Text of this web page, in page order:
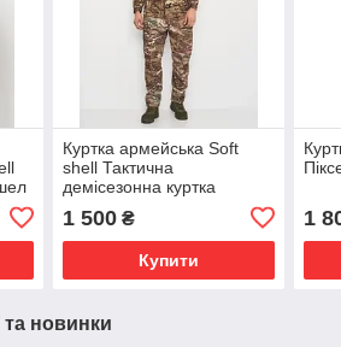
Куртка армейська Soft
shell Тактична
демісезонна куртка
флісі, військова
водовідштовхувальна
1 500₴
Купити
1
та новинки